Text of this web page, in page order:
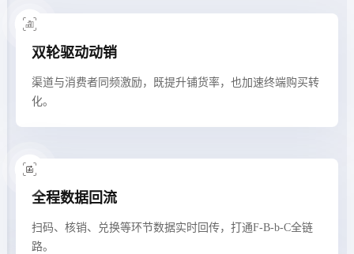
双轮驱动动销
渠道与消费者同频激励，既提升铺货率，也加速终端购买转
化。
全程数据回流
扫码、核销、兑换等环节数据实时回传，打通F-B-b-C全链
路。